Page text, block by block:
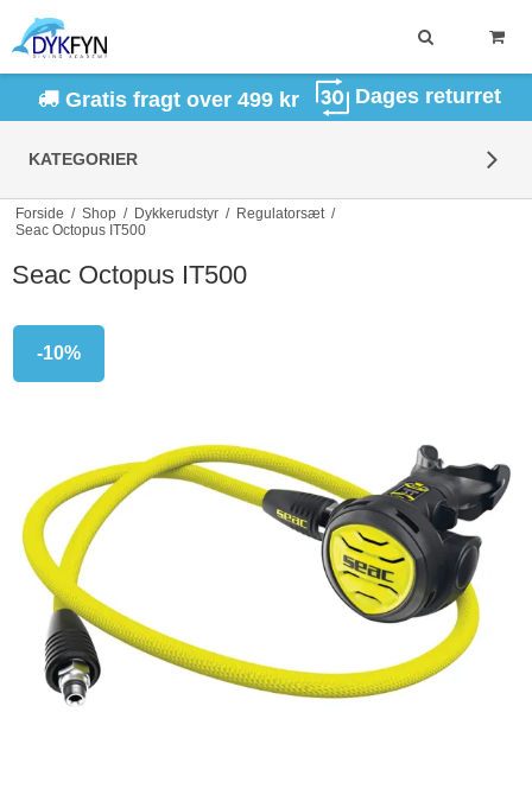
Gratis fragt over 499 kr Dages returret
KATEGORIER
Forside / Shop / Dykkerudstyr / Regulatorsæt /
Seac Octopus IT500
Seac Octopus IT500
-10%